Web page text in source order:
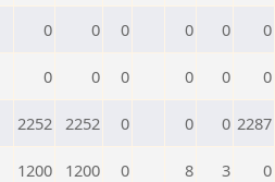
0 0 0 0 0 0
0 0 0 0 0 0
2252 2252 0 0 0 2287
1200 1200 0 8 3 0